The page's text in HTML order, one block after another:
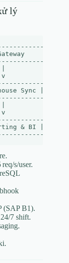
lý
+
| ---
+
+
Sync | --->
+
+
& BI | ---
s/user.
(SAP B1).
7 shift.